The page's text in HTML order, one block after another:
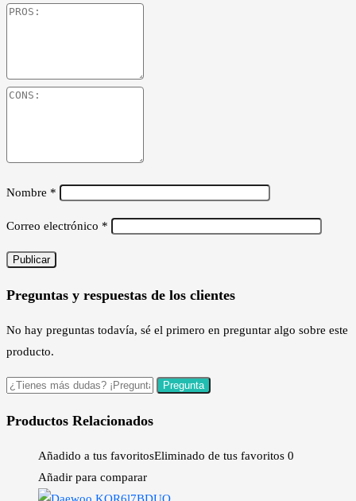
Nombre *
Correo electrónico *
Preguntas y respuestas de los clientes
No hay preguntas todavía, sé el primero en preguntar algo sobre este
producto.
Productos Relacionados
Añadido a tus favoritosEliminado de tus favoritos 0
Añadir para comparar